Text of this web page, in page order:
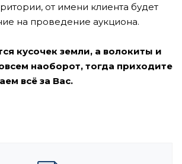
от имени клиента будет
на проведение аукциона.
кусочек земли, а волокиты и
наоборот, тогда приходите
всё за Вас.